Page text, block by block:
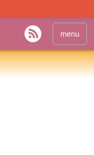
menu